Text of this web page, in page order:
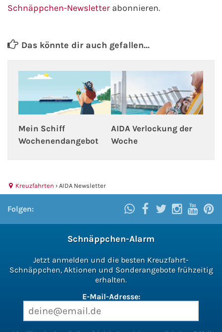
AIDA Ostsee
AIDA Orient
AIDA Nordamerika
AIDA Südostasien
AIDA Weltreisen
Mein Schiff Reiseziele
Mein Schiff Kanaren
Mein Schiff Norwegen
Mein Schiff Mittelmeer
Mein Schiff Westeuropa
Schnäppchen-Newsletter abonnieren.
Das könnte dir auch gefallen...
Mein Schiff
Wochenendangebot
AIDA Verlockung der
Woche
Kreuzfahrten › AIDA Newsletter
Folgen:
Schnäppchen-Alarm
Jetzt anmelden und die besten Kreuzfahrt-
Schnäppchen, Aktionen und Sonderangebote frühzeitig
erhalten.
E-Mail-Adresse: